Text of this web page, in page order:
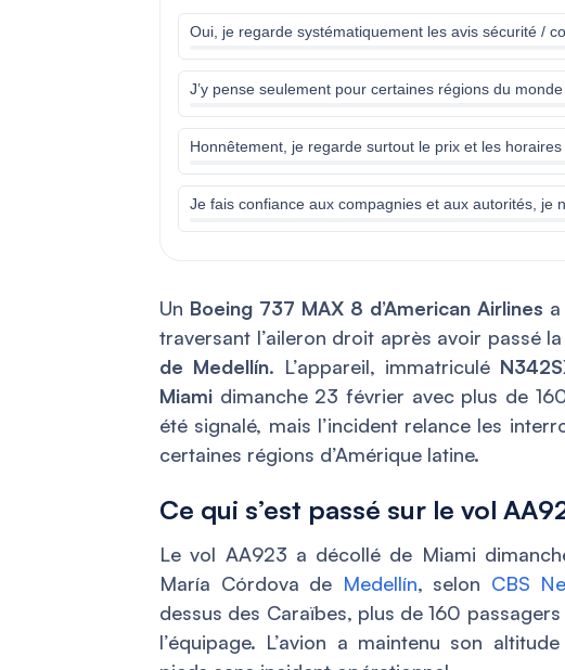
Oui, je regarde systématiquement les avis sécurité /
J’y pense seulement pour certaines régions du monde
Honnêtement, je regarde surtout le prix et les horaires
Je fais confiance aux compagnies et aux autorités, je
Un Boeing 737 MAX 8 d’American Airlines
traversant l’aileron droit après avoir passé
de Medellín. L’appareil, immatriculé
Miami dimanche 23 février avec plus de
été signalé, mais l’incident relance les
certaines régions d’Amérique latine.
Ce qui s’est passé sur le vol
Le vol AA923 a décollé de Miami
María Córdova de Medellín, selon CBS
dessus des Caraïbes, plus de 160
l’équipage. L’avion a maintenu son